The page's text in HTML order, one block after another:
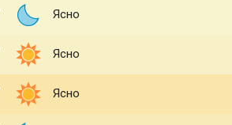
Ясно
Ясно
Ясно